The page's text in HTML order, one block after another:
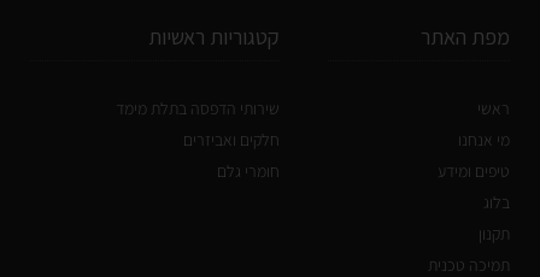
מפת האתר
ראשי
מי אנחנו
טיפים ומידע
בלוג
תקנון
תמיכה טכנית
קטגוריות ראשיות
שירותי הדפסה בתלת מימד
חלקים ואביזרים
חומרי גלם